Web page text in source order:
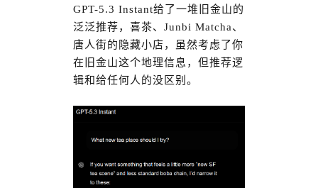
GPT-5.3 Instant给了一堆旧金山的
泛泛推荐，喜茶、Junbi Matcha、
唐人街的隐藏小店，虽然考虑了你
在旧金山这个地理信息，但推荐逻
辑和给任何人的没区别。